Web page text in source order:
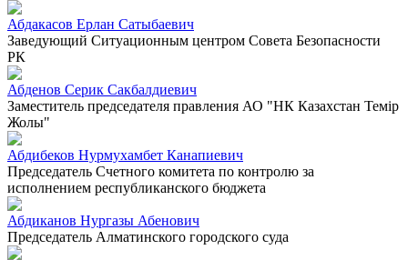
Абдакасов Ерлан Сатыбаевич
Заведующий Ситуационным центром Совета Безопасности
РК
Абденов Серик Сакбалдиевич
Заместитель председателя правления АО "НК Казахстан Темiр
Жолы"
Абдибеков Нурмухамбет Канапиевич
Председатель Счетного комитета по контролю за
исполнением республиканского бюджета
Абдиканов Нургазы Абенович
Председатель Алматинского городского суда